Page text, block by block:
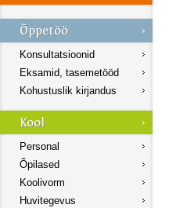
Konsultatsioonid
Eksamid, tasemetööd
Kohustuslik kirjandus
Personal
Õpilased
Koolivorm
Huvitegevus